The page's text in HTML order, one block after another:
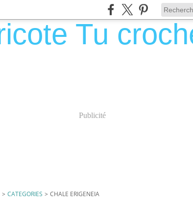
Publicité
> CATEGORIES > CHALE ERIGENEIA